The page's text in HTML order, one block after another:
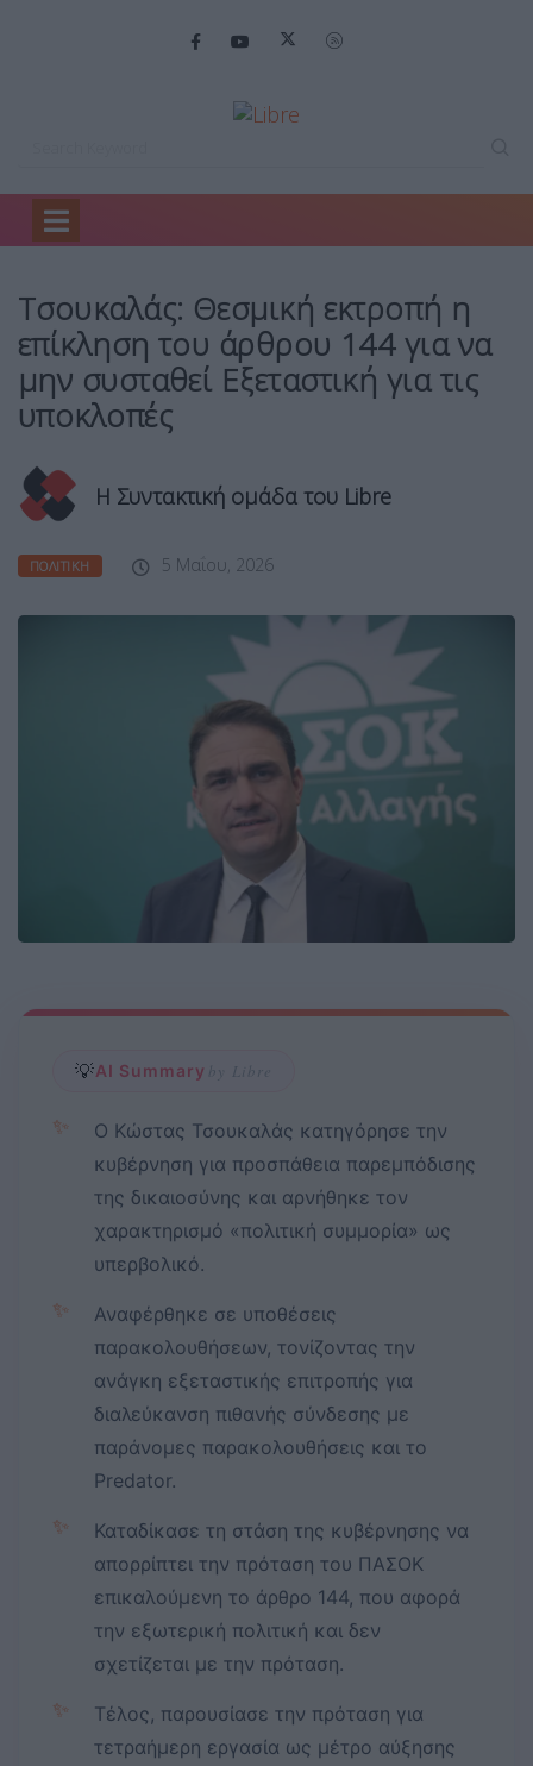
Home
Τσουκαλάς: Θεσμική εκτροπή η
επίκληση του άρθρου 144 για να
μην συσταθεί Εξεταστική για τις
υποκλοπές
Η Συντακτική ομάδα του Libre
ΠΟΛΙΤΙΚΉ 5 Μαΐου, 2026
💡AI Summary by Libre
✨
Ο Κώστας Τσουκαλάς κατηγόρησε την
κυβέρνηση για προσπάθεια παρεμπόδισης
της δικαιοσύνης και αρνήθηκε τον
χαρακτηρισμό «πολιτική συμμορία» ως
υπερβολικό.
✨
Αναφέρθηκε σε υποθέσεις
παρακολουθήσεων, τονίζοντας την
ανάγκη εξεταστικής επιτροπής για
διαλεύκανση πιθανής σύνδεσης με
παράνομες παρακολουθήσεις και το
Predator.
✨
Καταδίκασε τη στάση της κυβέρνησης να
απορρίπτει την πρόταση του ΠΑΣΟΚ
επικαλούμενη το άρθρο 144, που αφορά
την εξωτερική πολιτική και δεν
σχετίζεται με την πρόταση.
✨
Τέλος, παρουσίασε την πρόταση για
τετραήμερη εργασία ως μέτρο αύξησης